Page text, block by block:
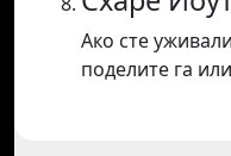
Ако сте
поделите га